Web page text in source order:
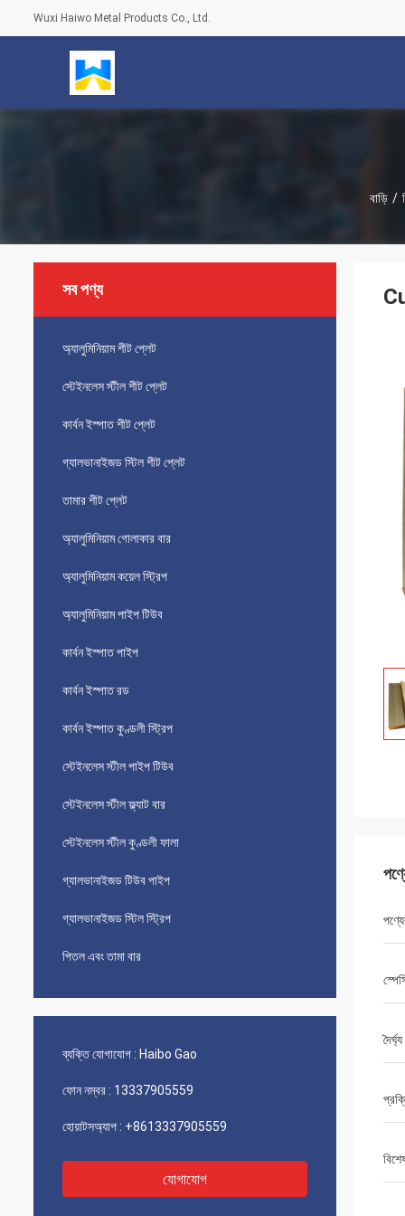
Wuxi Haiwo Metal Products Co., Ltd.
বাড়ি /
সব পণ্য
অ্যালুমিনিয়াম শীট প্লেট
স্টেইনলেস স্টীল শীট প্লেট
কার্বন ইস্পাত শীট প্লেট
গ্যালভানাইজড স্টিল শীট প্লেট
তামার শীট প্লেট
অ্যালুমিনিয়াম গোলাকার বার
অ্যালুমিনিয়াম কয়েল স্ট্রিপ
অ্যালুমিনিয়াম পাইপ টিউব
কার্বন ইস্পাত পাইপ
কার্বন ইস্পাত রড
কার্বন ইস্পাত কুণ্ডলী স্ট্রিপ
স্টেইনলেস স্টীল পাইপ টিউব
স্টেইনলেস স্টীল ফ্ল্যাট বার
স্টেইনলেস স্টীল কুণ্ডলী ফালা
গ্যালভানাইজড টিউব পাইপ
গ্যালভানাইজড স্টিল স্ট্রিপ
পিতল এবং তামা বার
ব্যক্তি যোগাযোগ : Haibo Gao
ফোন নম্বর : 13337905559
হোয়াটসঅ্যাপ : +8613337905559
যোগাযোগ
দৈর্ঘ্য